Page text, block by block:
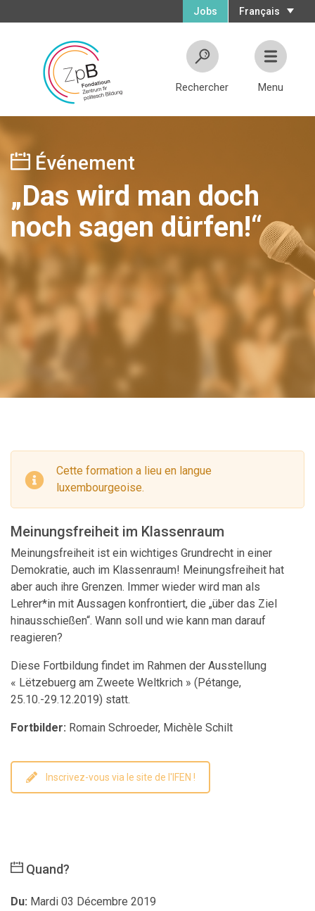
Français
Jobs
Rechercher Menu
Événement
„Das wird man doch
noch sagen dürfen!“
Cette formation a lieu en langue
luxembourgeoise.
Meinungsfreiheit im Klassenraum
Meinungsfreiheit ist ein wichtiges Grundrecht in einer
Demokratie, auch im Klassenraum! Meinungsfreiheit hat
aber auch ihre Grenzen. Immer wieder wird man als
Lehrer*in mit Aussagen konfrontiert, die „über das Ziel
hinausschießen“. Wann soll und wie kann man darauf
reagieren?
Diese Fortbildung findet im Rahmen der Ausstellung
« Lëtzebuerg am Zweete Weltkrich » (Pétange,
25.10.-29.12.2019) statt.
Fortbilder: Romain Schroeder, Michèle Schilt
Inscrivez-vous via le site de l'IFEN !
Quand?
Du: Mardi 03 Décembre 2019